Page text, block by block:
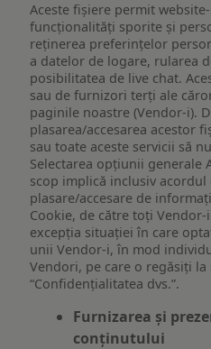
Aceste fișiere permit
funcționalități sporite și
reţinerea preferinţelor
a datelor de logare, rularea
posibilitatea de live chat.
sau de furnizori terți ale
paginile noastre (Vendor-i).
plasarea/accesarea acestor
sau toate aceste servicii să
Selectarea opțiunii generale
scop implică inclusiv acordul
plasare/accesare de
Cookie, de către toți
excepția situației în care
unii Vendor-i, în mod
Vendori, pe care o regăsiți la
“Confidențialitatea dvs.”.
Furnizarea și
conținutului